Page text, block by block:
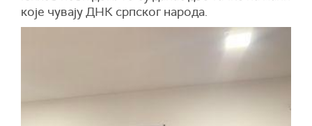
које чувају ДНК српског народа.